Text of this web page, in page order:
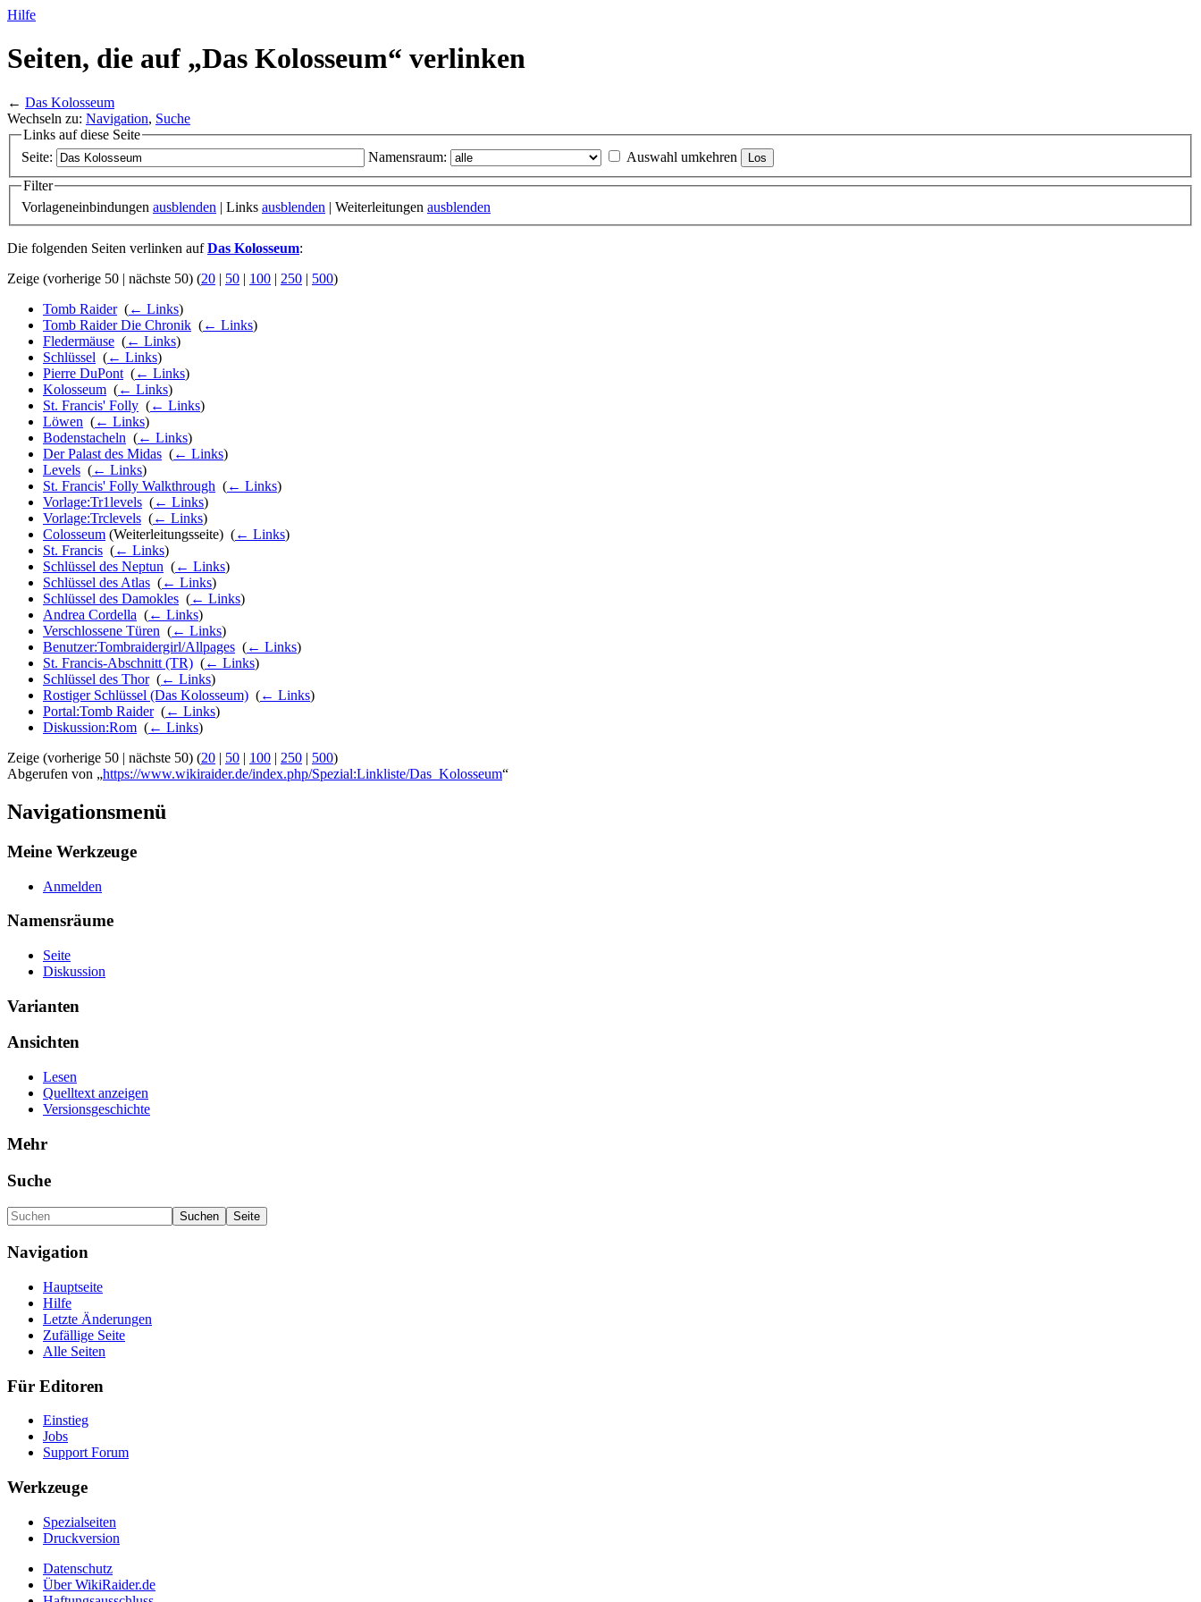
Hilfe
Seiten, die auf „Das Kolosseum“ verlinken
← Das Kolosseum
Wechseln zu: Navigation, Suche
Links auf diese Seite
Seite:
Namensraum:
Auswahl umkehren
Filter
Vorlageneinbindungen ausblenden | Links ausblenden | Weiterleitungen ausblenden
Die folgenden Seiten verlinken aufDas Kolosseum:
Zeige (vorherige 50 | nächste 50) (20 | 50 | 100 | 250 | 500)
Tomb Raider‎ (← Links)
Tomb Raider Die Chronik (← Links)
Fledermäuse (← Links)
Schlüssel (← Links)
Pierre DuPont (← Links)
Kolosseum (← Links)
St. Francis' Folly (← Links)
Löwen (← Links)
Bodenstacheln (← Links)
Der Palast des Midas (← Links)
Levels (← Links)
St. Francis' Folly Walkthrough (← Links)
Vorlage:Tr1levels (← Links)
Vorlage:Trclevels (← Links)
Colosseum (Weiterleitungsseite) ‎ (← Links)
St. Francis (← Links)
Schlüssel des Neptun (← Links)
Schlüssel des Atlas (← Links)
Schlüssel des Damokles (← Links)
Andrea Cordella (← Links)
Verschlossene Türen (← Links)
Benutzer:Tombraidergirl/Allpages (← Links)
St. Francis-Abschnitt (TR) (← Links)
Schlüssel des Thor‎ (← Links)
Rostiger Schlüssel (Das Kolosseum) (← Links)
Portal:Tomb Raider‎ (← Links)
Diskussion:Rom (← Links)
Zeige (vorherige 50 | nächste 50) (20 | 50 | 100 | 250 | 500)
Abgerufen von „https://www.wikiraider.de/index.php/Spezial:Linkliste/Das_Kolosseum“
Navigationsmenü
Meine Werkzeuge
Anmelden
Namensräume
Seite
Diskussion
Varianten
Ansichten
Lesen
Quelltext anzeigen
Versionsgeschichte
Mehr
Suche
Navigation
Hauptseite
Hilfe
Letzte Änderungen
Zufällige Seite
Alle Seiten
Für Editoren
Einstieg
Jobs
Support Forum
Werkzeuge
Spezialseiten
Druckversion
Datenschutz
Über WikiRaider.de